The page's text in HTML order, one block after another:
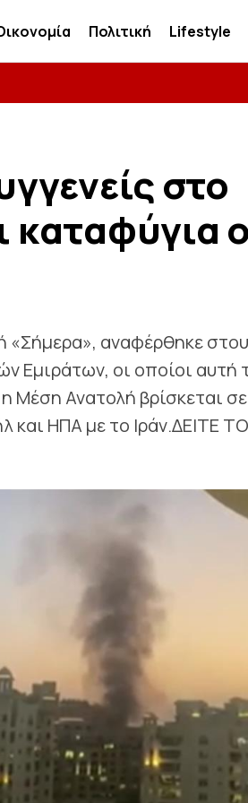
Πολιτική Lifestyle
στο
καταφύγια
αναφέρθηκε
Εμιράτων, οι οποίοι αυτή
Μέση Ανατολή βρίσκεται σε
και ΗΠΑ με το Ιράν.ΔΕΙΤΕ ΤΟ